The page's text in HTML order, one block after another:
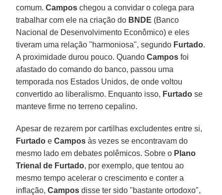
comum.Campos chegou a convidar o colega para
trabalhar com ele na criação do BNDE (Banco
Nacional de Desenvolvimento Econômico) e eles
tiveram uma relação "harmoniosa", segundo Furtado.
A proximidade durou pouco. QuandoCampos foi
afastado do comando do banco, passou uma
temporada nos Estados Unidos, de onde voltou
convertido ao liberalismo. Enquanto isso, Furtado se
manteve firme no terreno cepalino.
Apesar de rezarem por cartilhas excludentes entre si,
Furtado eCampos às vezes se encontravam do
mesmo lado em debates polêmicos. Sobre o Plano
Trienal de Furtado, por exemplo, que tentou ao
mesmo tempo acelerar o crescimento e conter a
inflação,Campos disse ter sido "bastante ortodoxo",